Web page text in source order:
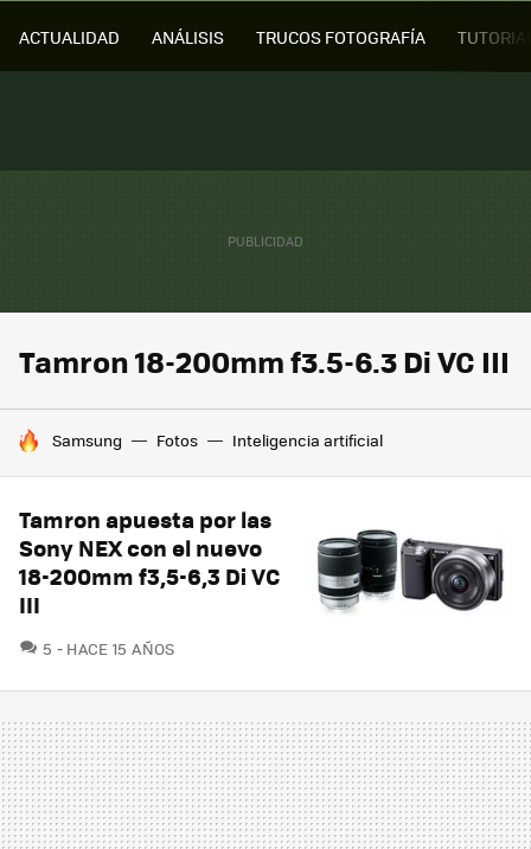
ACTUALIDAD ANÁLISIS TRUCOS FOTOGRAFÍA
Tamron 18-200mm f3.5-6.3 Di VC III
HOY SE HABLA DE
Samsung Fotos Inteligencia artificial
Tamron apuesta por las
Sony NEX con el nuevo
18-200mm f3,5-6,3 Di VC
III
5 COMENTARIOS
HACE 15 AÑOS